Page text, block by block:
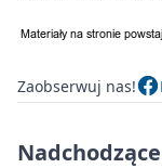
Zaobserwuj nas!